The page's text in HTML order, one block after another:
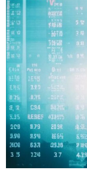
Информационный
info@business-
Отдел рекламы
reklama@business-
Отдел
Отдел по работе с
partner@business-